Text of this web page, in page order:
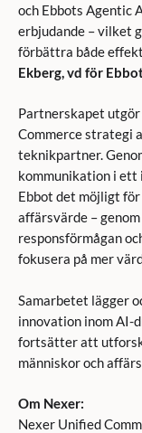
och Ebbots
erbjudande – vilket
förbättra både
Ekberg, vd för
Partnerskapet
Commerce strategi
teknikpartner.
kommunikation i
Ebbot det möjligt
affärsvärde –
responsförmågan
fokusera på mer
Samarbetet lägger
innovation inom AI-
fortsätter att
människor och
Om Nexer:
Nexer Unified